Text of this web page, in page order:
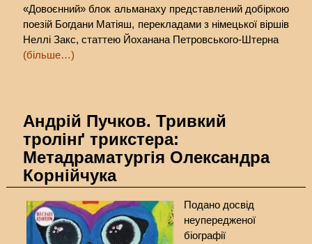
«Довоєнний» блок альманаху представлений добіркою
поезій Богдани Матіяш, перекладами з німецької віршів
Неллі Закс, статтею Йоханана Петровського-Штерна
(більше…)
Андрій Пучков. Тривкий
тролінґ трикстера:
Метадраматургія Олександра
Корнійчука
Подано досвід
неупередженої
біографії